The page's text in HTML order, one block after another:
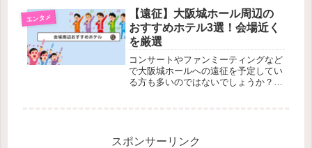
場所と特典情報を詳しくご紹介しま
す。スキズカムバック情報アル...
エンタメ
【遠征】大阪城ホール周辺の
おすすめホテル3選！会場近く
を厳選
コンサートやファンミーティングなど
で大阪城ホールへの遠征を予定してい
る方も多いのではないでしょうか？今
し...
スポンサーリンク